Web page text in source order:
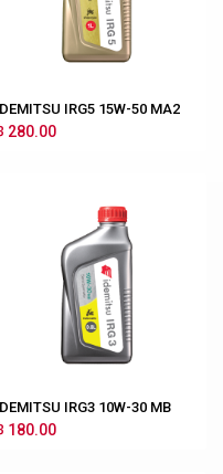
IRG5 15W-50 MA2
280.00
IRG3 10W-30 MB
180.00